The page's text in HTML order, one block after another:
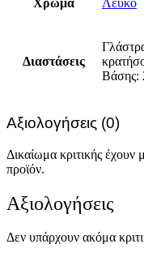
Χρώμα Λευκό
Διαστάσεις
Βάσης:
Αξιολογήσεις (0)
Δικαίωμα κριτικής έχουν
προϊόν.
Αξιολογήσεις
Δεν υπάρχουν ακόμα